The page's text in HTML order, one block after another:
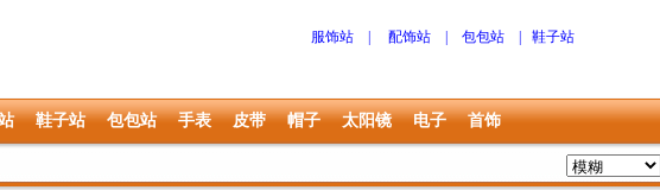
服饰站 配饰站 包包站 鞋子站
鞋子站 包包站 手表 皮带 帽子 太阳镜 电子 首饰